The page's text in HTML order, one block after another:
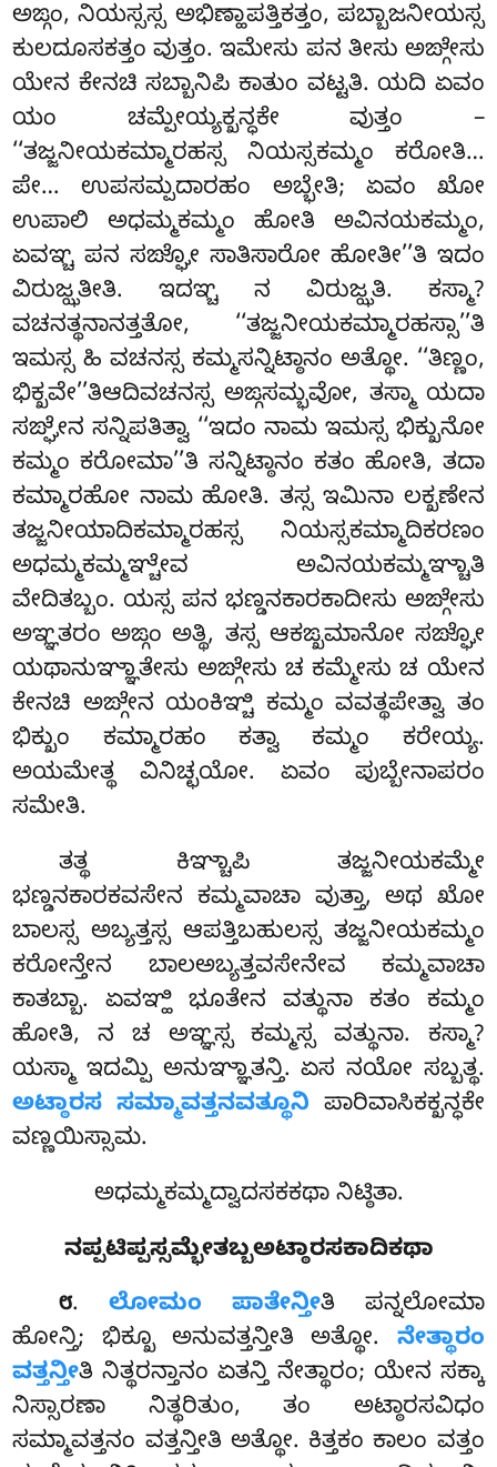
ಅಙ್ಗಂ, ನಿಯಸ್ಸಸ್ಸ ಅಭಿಣ್ಹಾಪತ್ತಿಕತ್ತಂ, ಪಬ್ಬಾಜನೀಯಸ್ಸ
ಕುಲದೂಸಕತ್ತಂ ವುತ್ತಂ. ಇಮೇಸು ಪನ ತೀಸು ಅಙ್ಗೇಸು
ಯೇನ ಕೇನಚಿ ಸಬ್ಬಾನಿಪಿ ಕಾತುಂ ವಟ್ಟತಿ. ಯದಿ ಏವಂ
ಯಂ ಚಮ್ಪೇಯ್ಯಕ್ಖನ್ಧಕೇ ವುತ್ತಂ –
‘‘ತಜ್ಜನೀಯಕಮ್ಮಾರಹಸ್ಸ ನಿಯಸ್ಸಕಮ್ಮಂ ಕರೋತಿ…
ಪೇ… ಉಪಸಮ್ಪದಾರಹಂ ಅಬ್ಭೇತಿ; ಏವಂ ಖೋ
ಉಪಾಲಿ ಅಧಮ್ಮಕಮ್ಮಂ ಹೋತಿ ಅವಿನಯಕಮ್ಮಂ,
ಏವಞ್ಚ ಪನ ಸಙ್ಘೋ ಸಾತಿಸಾರೋ ಹೋತೀ’’ತಿ ಇದಂ
ವಿರುಜ್ಝತೀತಿ. ಇದಞ್ಚ ನ ವಿರುಜ್ಝತಿ. ಕಸ್ಮಾ?
ವಚನತ್ಥನಾನತ್ತತೋ, ‘‘ತಜ್ಜನೀಯಕಮ್ಮಾರಹಸ್ಸಾ’’ತಿ
ಇಮಸ್ಸ ಹಿ ವಚನಸ್ಸ ಕಮ್ಮಸನ್ನಿಟ್ಠಾನಂ ಅತ್ಥೋ. ‘‘ತಿಣ್ಣಂ,
ಭಿಕ್ಖವೇ’’ತಿಆದಿವಚನಸ್ಸ ಅಙ್ಗಸಮ್ಭವೋ, ತಸ್ಮಾ ಯದಾ
ಸಙ್ಘೇನ ಸನ್ನಿಪತಿತ್ವಾ ‘‘ಇದಂ ನಾಮ ಇಮಸ್ಸ ಭಿಕ್ಖುನೋ
ಕಮ್ಮಂ ಕರೋಮಾ’’ತಿ ಸನ್ನಿಟ್ಠಾನಂ ಕತಂ ಹೋತಿ, ತದಾ
ಕಮ್ಮಾರಹೋ ನಾಮ ಹೋತಿ. ತಸ್ಸ ಇಮಿನಾ ಲಕ್ಖಣೇನ
ತಜ್ಜನೀಯಾದಿಕಮ್ಮಾರಹಸ್ಸ ನಿಯಸ್ಸಕಮ್ಮಾದಿಕರಣಂ
ಅಧಮ್ಮಕಮ್ಮಞ್ಚೇವ ಅವಿನಯಕಮ್ಮಞ್ಚಾತಿ
ವೇದಿತಬ್ಬಂ. ಯಸ್ಸ ಪನ ಭಣ್ಡನಕಾರಕಾದೀಸು ಅಙ್ಗೇಸು
ಅಞ್ಞತರಂ ಅಙ್ಗಂ ಅತ್ಥಿ, ತಸ್ಸ ಆಕಙ್ಖಮಾನೋ ಸಙ್ಘೋ
ಯಥಾನುಞ್ಞಾತೇಸು ಅಙ್ಗೇಸು ಚ ಕಮ್ಮೇಸು ಚ ಯೇನ
ಕೇನಚಿ ಅಙ್ಗೇನ ಯಂಕಿಞ್ಚಿ ಕಮ್ಮಂ ವವತ್ಥಪೇತ್ವಾ ತಂ
ಭಿಕ್ಖುಂ ಕಮ್ಮಾರಹಂ ಕತ್ವಾ ಕಮ್ಮಂ ಕರೇಯ್ಯ.
ಅಯಮೇತ್ಥ ವಿನಿಚ್ಛಯೋ. ಏವಂ ಪುಬ್ಬೇನಾಪರಂ
ಸಮೇತಿ.
ತತ್ಥ ಕಿಞ್ಚಾಪಿ ತಜ್ಜನೀಯಕಮ್ಮೇ
ಭಣ್ಡನಕಾರಕವಸೇನ ಕಮ್ಮವಾಚಾ ವುತ್ತಾ, ಅಥ ಖೋ
ಬಾಲಸ್ಸ ಅಬ್ಯತ್ತಸ್ಸ ಆಪತ್ತಿಬಹುಲಸ್ಸ ತಜ್ಜನೀಯಕಮ್ಮಂ
ಕರೋನ್ತೇನ ಬಾಲಅಬ್ಯತ್ತವಸೇನೇವ ಕಮ್ಮವಾಚಾ
ಕಾತಬ್ಬಾ. ಏವಞ್ಹಿ ಭೂತೇನ ವತ್ಥುನಾ ಕತಂ ಕಮ್ಮಂ
ಹೋತಿ, ನ ಚ ಅಞ್ಞಸ್ಸ ಕಮ್ಮಸ್ಸ ವತ್ಥುನಾ. ಕಸ್ಮಾ?
ಯಸ್ಮಾ ಇದಮ್ಪಿ ಅನುಞ್ಞಾತನ್ತಿ. ಏಸ ನಯೋ ಸಬ್ಬತ್ಥ.
ಅಟ್ಠಾರಸ ಸಮ್ಮಾವತ್ತನವತ್ಥೂನಿ ಪಾರಿವಾಸಿಕಕ್ಖನ್ಧಕೇ
ವಣ್ಣಯಿಸ್ಸಾಮ.
ಅಧಮ್ಮಕಮ್ಮದ್ವಾದಸಕಕಥಾ ನಿಟ್ಠಿತಾ.
ನಪ್ಪಟಿಪ್ಪಸ್ಸಮ್ಭೇತಬ್ಬಅಟ್ಠಾರಸಕಾದಿಕಥಾ
೮. ಲೋಮಂ ಪಾತೇನ್ತೀತಿ ಪನ್ನಲೋಮಾ
ಹೋನ್ತಿ; ಭಿಕ್ಖೂ ಅನುವತ್ತನ್ತೀತಿ ಅತ್ಥೋ. ನೇತ್ಥಾರಂ
ವತ್ತನ್ತೀತಿ ನಿತ್ಥರನ್ತಾನಂ ಏತನ್ತಿ ನೇತ್ಥಾರಂ; ಯೇನ ಸಕ್ಕಾ
ನಿಸ್ಸಾರಣಾ ನಿತ್ಥರಿತುಂ, ತಂ ಅಟ್ಠಾರಸವಿಧಂ
ಸಮ್ಮಾವತ್ತನಂ ವತ್ತನ್ತೀತಿ ಅತ್ಥೋ. ಕಿತ್ತಕಂ ಕಾಲಂ ವತ್ತಂ